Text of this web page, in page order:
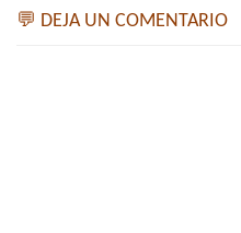
💬 DEJA UN COMENTARIO